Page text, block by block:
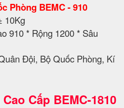
Phòng BEMC - 910
10Kg
910 * Rộng 1200 * Sâu
Đội, Bộ Quốc Phòng, Kí
Cấp BEMC-1810